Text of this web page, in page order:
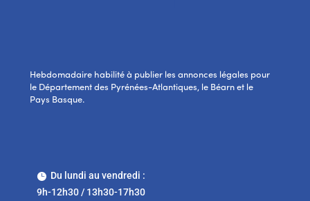
Hebdomadaire habilité à publier les annonces légales pour
le Département des Pyrénées-Atlantiques, le Béarn et le
Pays Basque.
Du lundi au vendredi :
9h-12h30 / 13h30-17h30